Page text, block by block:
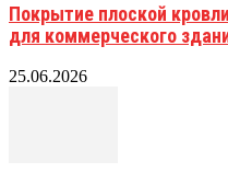
Покрытие плоской
для коммерческого
25.06.2026